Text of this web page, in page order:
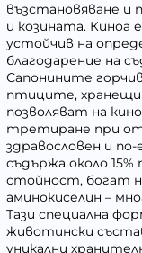
възстановяване и
и козината. Киноа
устойчив на
благодарение на
Сапонините
птиците, хранещи
позволяват на
третиране при
здравословен и
съдържа около 15%
стойност, богат
аминокиселин –
Тази специална
животински
уникални